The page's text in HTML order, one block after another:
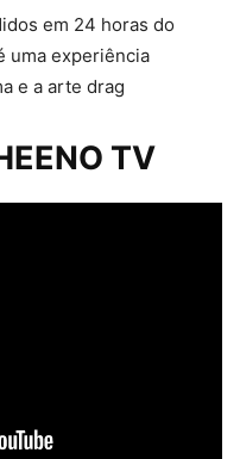
em 24 horas do
uma experiência
e a arte drag
TV